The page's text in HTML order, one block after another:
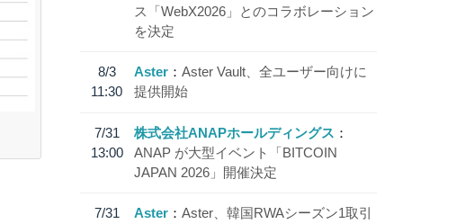
ス「WebX2026」とのコラボレーション
を決定
8/3
11:30
Aster
Aster Vault、全ユーザー向けに
提供開始
7/31
13:00
株式会社ANAPホールディングス
ANAP が大型イベント「BITCOIN
JAPAN 2026」開催決定
7/31
Aster
Aster、韓国RWAシーズン1取引